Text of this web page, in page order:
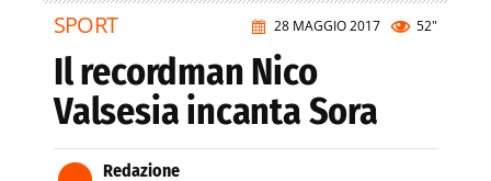
28 MAGGIO 2017 52"
SPORT
Il recordman Nico
Valsesia incanta Sora
Redazione